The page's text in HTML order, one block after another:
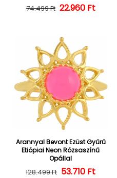
Normál ár
74.499 Ft 22.960 Ft
Arannyal Bevont Ezüst Gyűrű
Etiópiai Neon Rózsaszínű
Opállal
Normál ár
128.499 Ft 53.710 Ft